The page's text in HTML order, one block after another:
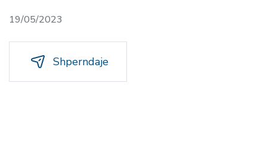
19/05/2023
Shperndaje